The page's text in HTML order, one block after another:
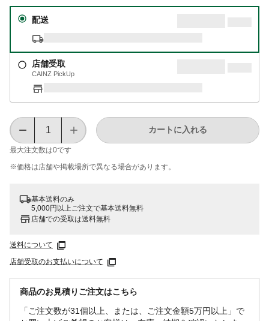
配送
店舗受取
CAINZ PickUp
最大注文数は0です
カートに入れる
※価格は​店舗や​掲載場所で​異なる​場合が​あります。
基本送料のみ
5,000円以上ご注文で基本送料無料
店舗での受取は送料無料
送料について
店舗受取のお支払いについて
商品のお見積りご注文はこちら
「ご注文数が31個以上、または、ご注文金額5万円以上」で